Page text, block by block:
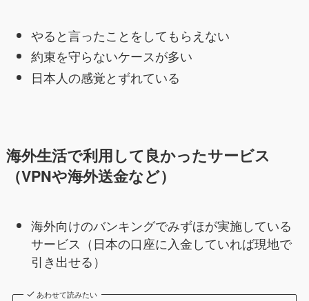
やると言ったことをしてもらえない
約束を守らないケースが多い
日本人の感覚とずれている
海外生活で利用して良かったサービス
（VPNや海外送金など）
海外向けのバンキングでみずほが実施している
サービス（日本の口座に入金していれば現地で
引き出せる）
あわせて読みたい